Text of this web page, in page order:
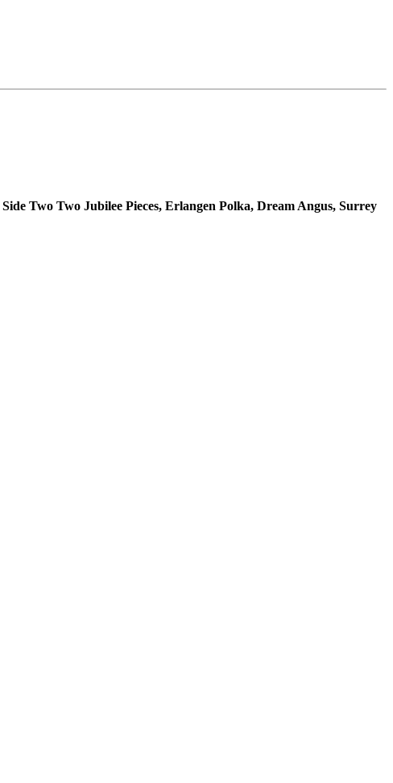
Side Two Two Jubilee Pieces, Erlangen Polka, Dream Angus, Surrey